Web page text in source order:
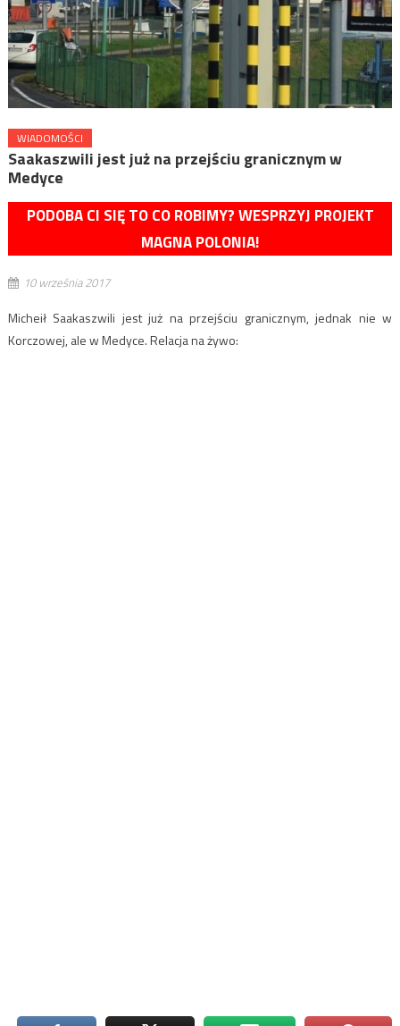
WIADOMOŚCI
Saakaszwili jest już na przejściu granicznym w
Medyce
PODOBA CI SIĘ TO CO ROBIMY? WESPRZYJ PROJEKT
MAGNA POLONIA!
10 września 2017
Micheił Saakaszwili jest już na przejściu granicznym, jednak nie w
Korczowej, ale w Medyce. Relacja na żywo: